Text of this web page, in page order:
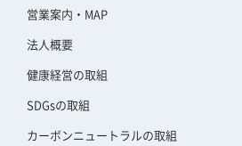
営業案内・MAP
法人概要
健康経営の取組
SDGsの取組
カーボンニュートラルの取組